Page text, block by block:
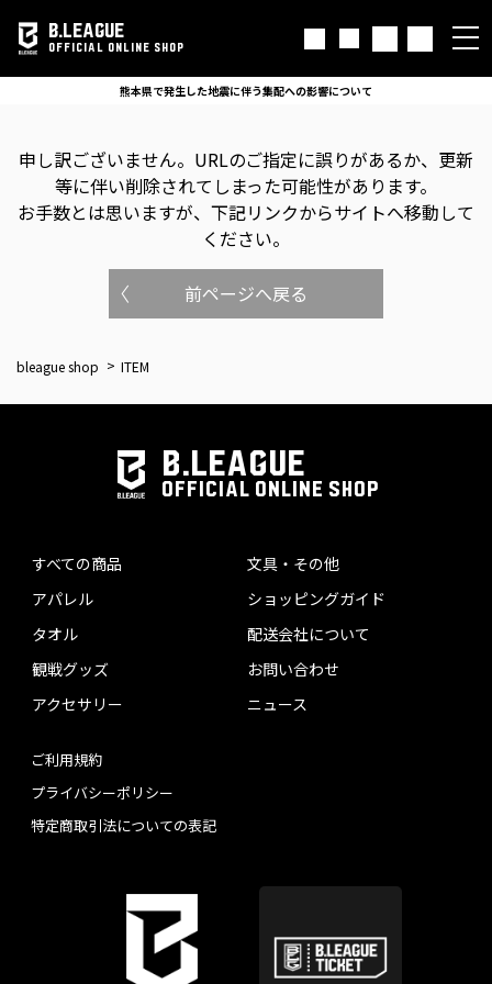
B.LEAGUE
OFFICIAL ONLINE SHOP
熊本県で発生した地震に伴う集配への影響について
申し訳ございません。 URLのご指定に誤りがあるか、更新
等に伴い削除されてしまった可能性があります。
お手数とは思いますが、下記リンクからサイトへ移動して
ください。
前ページへ戻る
bleague shop ITEM
B.LEAGUE
OFFICIAL ONLINE SHOP
すべての商品
アパレル
タオル
観戦グッズ
アクセサリー
文具・その他
ショッピングガイド
配送会社について
お問い合わせ
ニュース
ご利用規約
プライバシーポリシー
特定商取引法についての表記